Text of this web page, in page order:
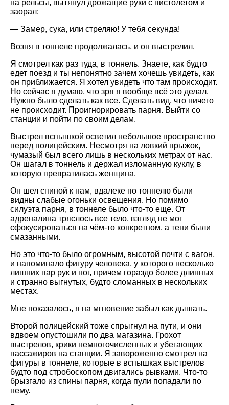
на рельсы, вытянул дрожащие руки с пистолетом и
заорал:
— Замер, сука, или стреляю! У тебя секунда!
Возня в тоннеле продолжалась, и он выстрелил.
Я смотрел как раз туда, в тоннель. Знаете, как будто
едет поезд и ты непонятно зачем хочешь увидеть, как
он приближается. Я хотел увидеть что там происходит.
Но сейчас я думаю, что зря я вообще всё это делал.
Нужно было сделать как все. Сделать вид, что ничего
не происходит. Проигнорировать парня. Выйти со
станции и пойти по своим делам.
Выстрел вспышкой осветил небольшое пространство
перед полицейским. Несмотря на ловкий прыжок,
чумазый был всего лишь в нескольких метрах от нас.
Он шагал в тоннель и держал изломанную куклу, в
которую превратилась женщина.
Он шел спиной к нам, вдалеке по тоннелю были
видны слабые огоньки освещения. Но помимо
силуэта парня, в тоннеле было что-то еще. От
адреналина тряслось все тело, взгляд не мог
сфокусироваться на чём-то конкретном, а тени были
смазанными.
Но это что-то было огромным, высотой почти с вагон,
и напоминало фигуру человека, у которого несколько
лишних пар рук и ног, причем гораздо более длинных
и странно выгнутых, будто сломанных в нескольких
местах.
Мне показалось, я на мгновение забыл как дышать.
Второй полицейский тоже спрыгнул на пути, и они
вдвоем опустошили по два магазина. Грохот
выстрелов, крики немногочисленных и убегающих
пассажиров на станции. Я завороженно смотрел на
фигуры в тоннеле, которые в вспышках выстрелов
будто под стробоскопом двигались рывками. Что-то
брызгало из спины парня, когда пули попадали по
нему.